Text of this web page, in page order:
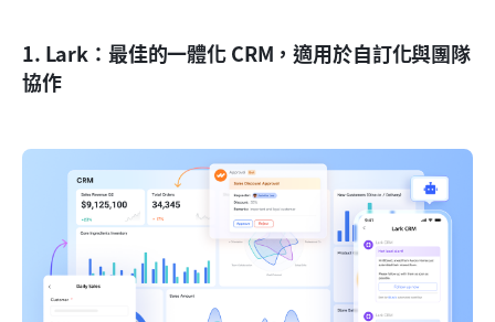
1. Lark：最佳的一體化 CRM，適用於自訂化與團隊
協作